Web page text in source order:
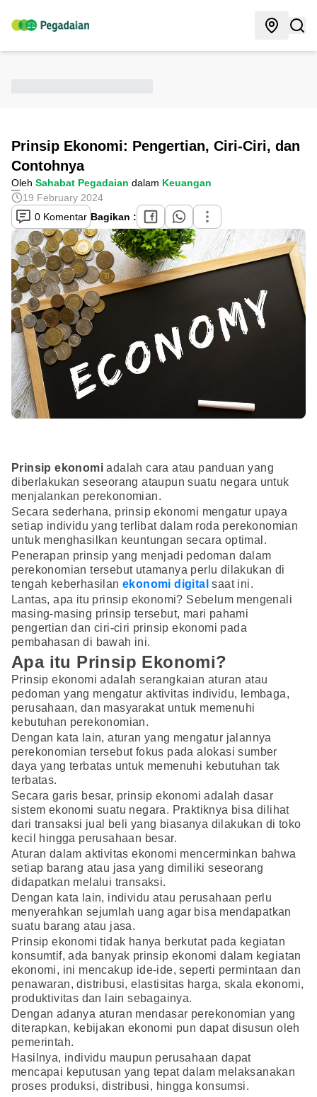
Prinsip Ekonomi: Pengertian, Ciri-Ciri, dan
Contohnya
Oleh Sahabat Pegadaian dalam Keuangan
19 February 2024
0 Komentar Bagikan :
Prinsip ekonomi adalah cara atau panduan yang
diberlakukan seseorang ataupun suatu negara untuk
menjalankan perekonomian.
Secara sederhana, prinsip ekonomi mengatur upaya
setiap individu yang terlibat dalam roda perekonomian
untuk menghasilkan keuntungan secara optimal.
Penerapan prinsip yang menjadi pedoman dalam
perekonomian tersebut utamanya perlu dilakukan di
tengah keberhasilan ekonomi digital saat ini.
Lantas, apa itu prinsip ekonomi? Sebelum mengenali
masing-masing prinsip tersebut, mari pahami
pengertian dan ciri-ciri prinsip ekonomi pada
pembahasan di bawah ini.
Apa itu Prinsip Ekonomi?
Prinsip ekonomi adalah serangkaian aturan atau
pedoman yang mengatur aktivitas individu, lembaga,
perusahaan, dan masyarakat untuk memenuhi
kebutuhan perekonomian.
Dengan kata lain, aturan yang mengatur jalannya
perekonomian tersebut fokus pada alokasi sumber
daya yang terbatas untuk memenuhi kebutuhan tak
terbatas.
Secara garis besar, prinsip ekonomi adalah dasar
sistem ekonomi suatu negara. Praktiknya bisa dilihat
dari transaksi jual beli yang biasanya dilakukan di toko
kecil hingga perusahaan besar.
Aturan dalam aktivitas ekonomi mencerminkan bahwa
setiap barang atau jasa yang dimiliki seseorang
didapatkan melalui transaksi.
Dengan kata lain, individu atau perusahaan perlu
menyerahkan sejumlah uang agar bisa mendapatkan
suatu barang atau jasa.
Prinsip ekonomi tidak hanya berkutat pada kegiatan
konsumtif, ada banyak prinsip ekonomi dalam kegiatan
ekonomi, ini mencakup ide-ide, seperti permintaan dan
penawaran, distribusi, elastisitas harga, skala ekonomi,
produktivitas dan lain sebagainya.
Dengan adanya aturan mendasar perekonomian yang
diterapkan, kebijakan ekonomi pun dapat disusun oleh
pemerintah.
Hasilnya, individu maupun perusahaan dapat
mencapai keputusan yang tepat dalam melaksanakan
proses produksi, distribusi, hingga konsumsi.